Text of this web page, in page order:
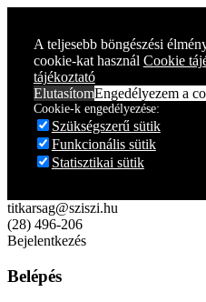
A teljesebb böngészési
cookie-kat használ Cookie
tájékoztató
ElutasítomEngedélyezem a
Cookie-k engedélyezése:
Szükségszerű sütik
Funkcionális sütik
Statisztikai sütik
titkarsag@sziszi.hu
(28) 496-206
Bejelentkezés
Belépés